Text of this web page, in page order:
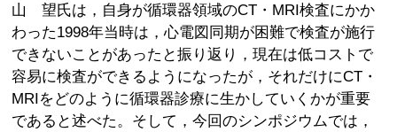
山 望氏は，自身が循環器領域のCT・MRI検査にかか
わった1998年当時は，心電図同期が困難で検査が施行
できないことがあったと振り返り，現在は低コストで
容易に検査ができるようになったが，それだけにCT・
MRIをどのように循環器診療に生かしていくかが重要
であると述べた。そして，今回のシンポジウムでは，